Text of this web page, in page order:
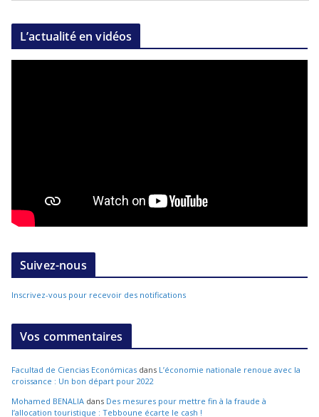
L’actualité en vidéos
Suivez-nous
Inscrivez-vous pour recevoir des notifications
Vos commentaires
Facultad de Ciencias Económicas dans L’économie nationale renoue avec la
croissance : Un bon départ pour 2022
Mohamed BENALIA dans Des mesures pour mettre fin à la fraude à
l’allocation touristique : Tebboune écarte le cash !